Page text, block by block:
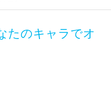
たのキャラでオ